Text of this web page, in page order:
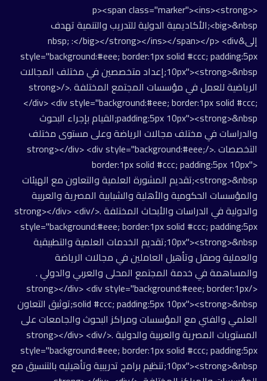
<p><span class="marker"><ins><strong>
<big>&nbsp;الأكاديمية الدولية للتدريب والتنمية تهدف
إلى&nbsp; :</big></strong></ins></span></p> <div
style="background:#eee; border:1px solid #ccc; padding:5px
10px"><strong>&nbsp;إعداد متخصصين في مختلف المجالات
الرياضية للعمل في مؤسسات المجتمع المختلفة .</strong>
</div> <div style="background:#eee; border:1px solid #ccc;
padding:5px 10px"><strong>&nbsp;القيام بإجراء البحوث
والدراسات في مختلف مجالات الرياضة وعلى مستوى مختلف
التخصصات .</strong></div> <div style="background:#eee;
border:1px solid #ccc; padding:5px 10px">
<strong>&nbsp;تقديم المشورة العلمية والتعاون مع الهيئات
والمؤسسات الحكومية والأهلية والشبابية المصرية والعربية
والدولية في الدراسات والأبحاث المختلفة .</strong></div> <div
style="background:#eee; border:1px solid #ccc; padding:5px
10px"><strong>&nbsp;تقديم الخدمات العلمية والتطبيقية
والعملية وصقل وتأهيل العاملين في مجالات الرياضة
والمساهمة في خدمة المجتمع المحلى والعربي والدولي .
</strong></div> <div style="background:#eee; border:1px
solid #ccc; padding:5px 10px"><strong>&nbsp;توثيق التعاون
العلمي والفني مع المؤسسات ومراكز البحوث والجامعات على
المستويات المصرية والعربية والدولية .</strong></div> <div
style="background:#eee; border:1px solid #ccc; padding:5px
10px"><strong>&nbsp;تنظيم برامج تدريبية وتأهيليه بالتنسيق مع